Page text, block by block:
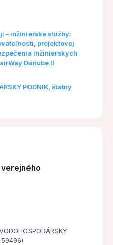
– inžinierske služby:
projektovej
inžinierskych
Danube II
PODNIK, štátny
59496)